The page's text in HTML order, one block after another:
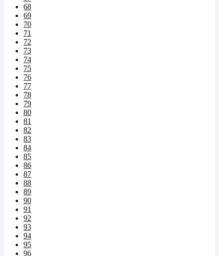
68
69
70
71
72
73
74
75
76
77
78
79
80
81
82
83
84
85
86
87
88
89
90
91
92
93
94
95
96